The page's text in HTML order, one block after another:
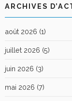
ARCHIVES
août 2026 (1)
juillet 2026 (5)
juin 2026 (3)
mai 2026 (7)